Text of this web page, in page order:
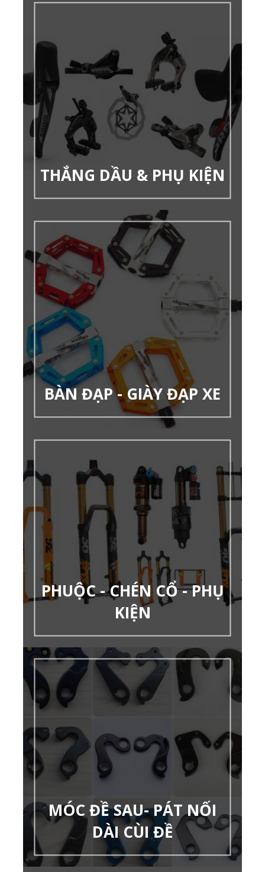
THẮNG DẦU & PHỤ KIỆN
BÀN ĐẠP - GIÀY ĐẠP XE
PHUỘC - CHÉN CỔ - PHỤ
KIỆN
MÓC ĐỀ SAU- PÁT NỐI
DÀI CÙI ĐỀ